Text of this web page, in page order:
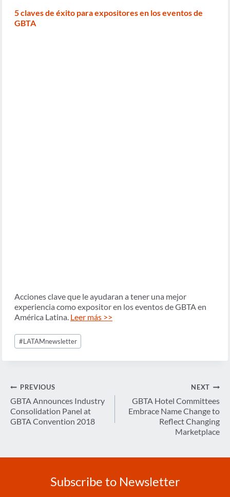
5 claves de éxito para expositores en los eventos de
GBTA
Acciones clave que le ayudaran a tener una mejor
experiencia como expositor en los eventos de GBTA en
América Latina. Leer más >>
Post
Tags:
#LATAMnewsletter
Post
navigation
PREVIOUS
GBTA Announces Industry
Consolidation Panel at
GBTA Convention 2018
NEXT
GBTA Hotel Committees
Embrace Name Change to
Reflect Changing
Marketplace
Subscribe to Newsletter